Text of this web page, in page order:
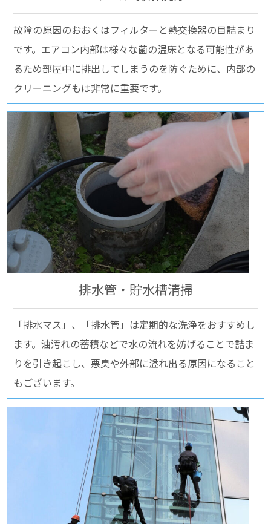
故障の原因のおおくはフィルターと熱交換器の目詰まり
です。エアコン内部は様々な菌の温床となる可能性があ
るため部屋中に排出してしまうのを防ぐために、内部の
クリーニングもは非常に重要です。
排水管・貯水槽清掃
「排水マス」、「排水管」は定期的な洗浄をおすすめし
ます。油汚れの蓄積などで水の流れを妨げることで詰ま
りを引き起こし、悪臭や外部に溢れ出る原因になること
もございます。